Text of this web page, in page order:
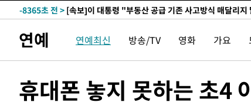
↓
-8365초 전 > [속보]이 대통령 "부동산 공급 기존 사고방식 매달리지
드는 임시"
16분 전 >
"낮 기온 소폭 하락"…수도권 폭염중대경보, 폭염경보로
16분 전 >[속보]이 대통령, '호우피해' 안동·의성 관할 4개 면 특별
도
51분 전 > 낮 최고 37도 찜통더위…곳곳 소나기·강원 많은 비[내일
연예 연예최신 방송/TV 영화 가요
휴대폰 놓지 못하는 초4